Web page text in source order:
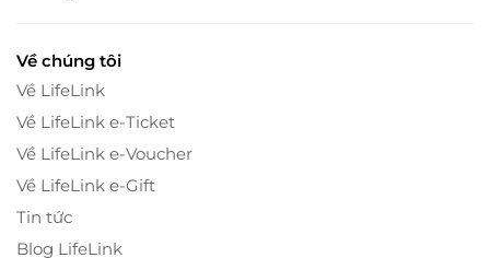
Về chúng tôi
Về LifeLink
Về LifeLink e-Ticket
Về LifeLink e-Voucher
Về LifeLink e-Gift
Tin tức
Blog LifeLink